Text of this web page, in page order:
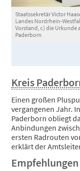
Staatssekretär Victor
Landes Nordrhein-
Vorstand, r.) die Urkunde
Paderborn
Kreis
Einen großen
vergangenen Jahr.
Paderborn obliegt
Anbindungen
ersten Radrouten
erklärt der